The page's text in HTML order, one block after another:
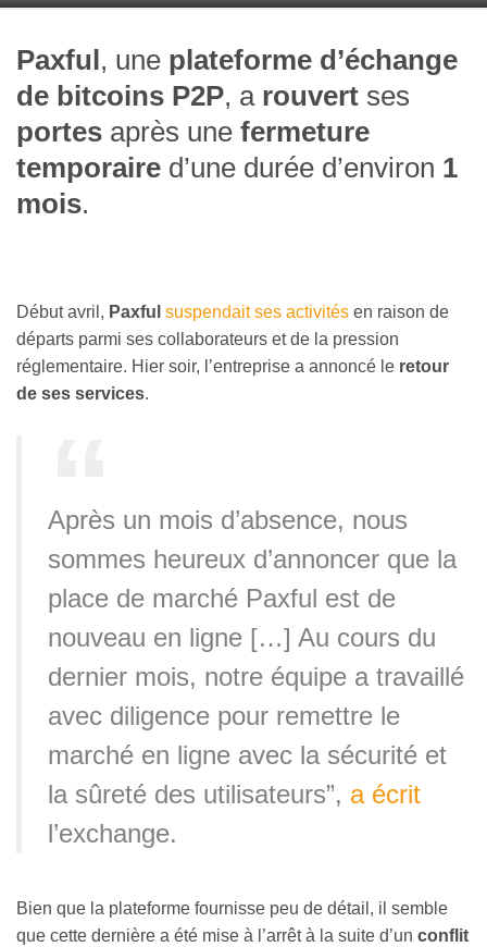
Paxful , une plateforme d’échange
de bitcoins P2P, a rouvert ses
portes après une fermeture
temporaire d’une durée d’environ 1
mois.
Début avril, Paxful suspendait ses activités en raison de
départs parmi ses collaborateurs et de la pression
réglementaire. Hier soir, l’entreprise a annoncé le retour
de ses services.
Après un mois d’absence, nous
sommes heureux d’annoncer que la
place de marché Paxful est de
nouveau en ligne […] Au cours du
dernier mois, notre équipe a travaillé
avec diligence pour remettre le
marché en ligne avec la sécurité et
la sûreté des utilisateurs”, a écrit
l’exchange.
Bien que la plateforme fournisse peu de détail, il semble
que cette dernière a été mise à l’arrêt à la suite d’un conflit